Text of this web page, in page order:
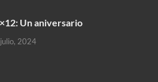
Un aniversario
2024